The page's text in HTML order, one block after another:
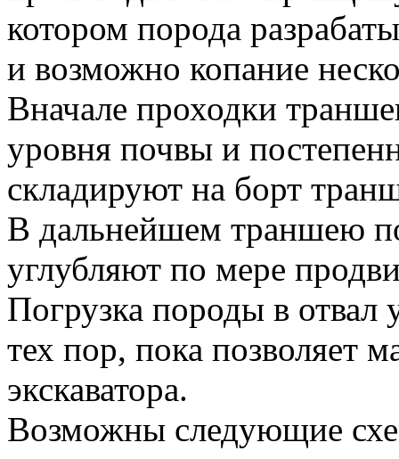
котором порода
и возможно копание
Вначале проходки
уровня почвы и
складируют на борт
В дальнейшем траншею
углубляют по мере
Погрузка породы в отвал
тех пор, пока позволяет
экскаватора.
Возможны следующие